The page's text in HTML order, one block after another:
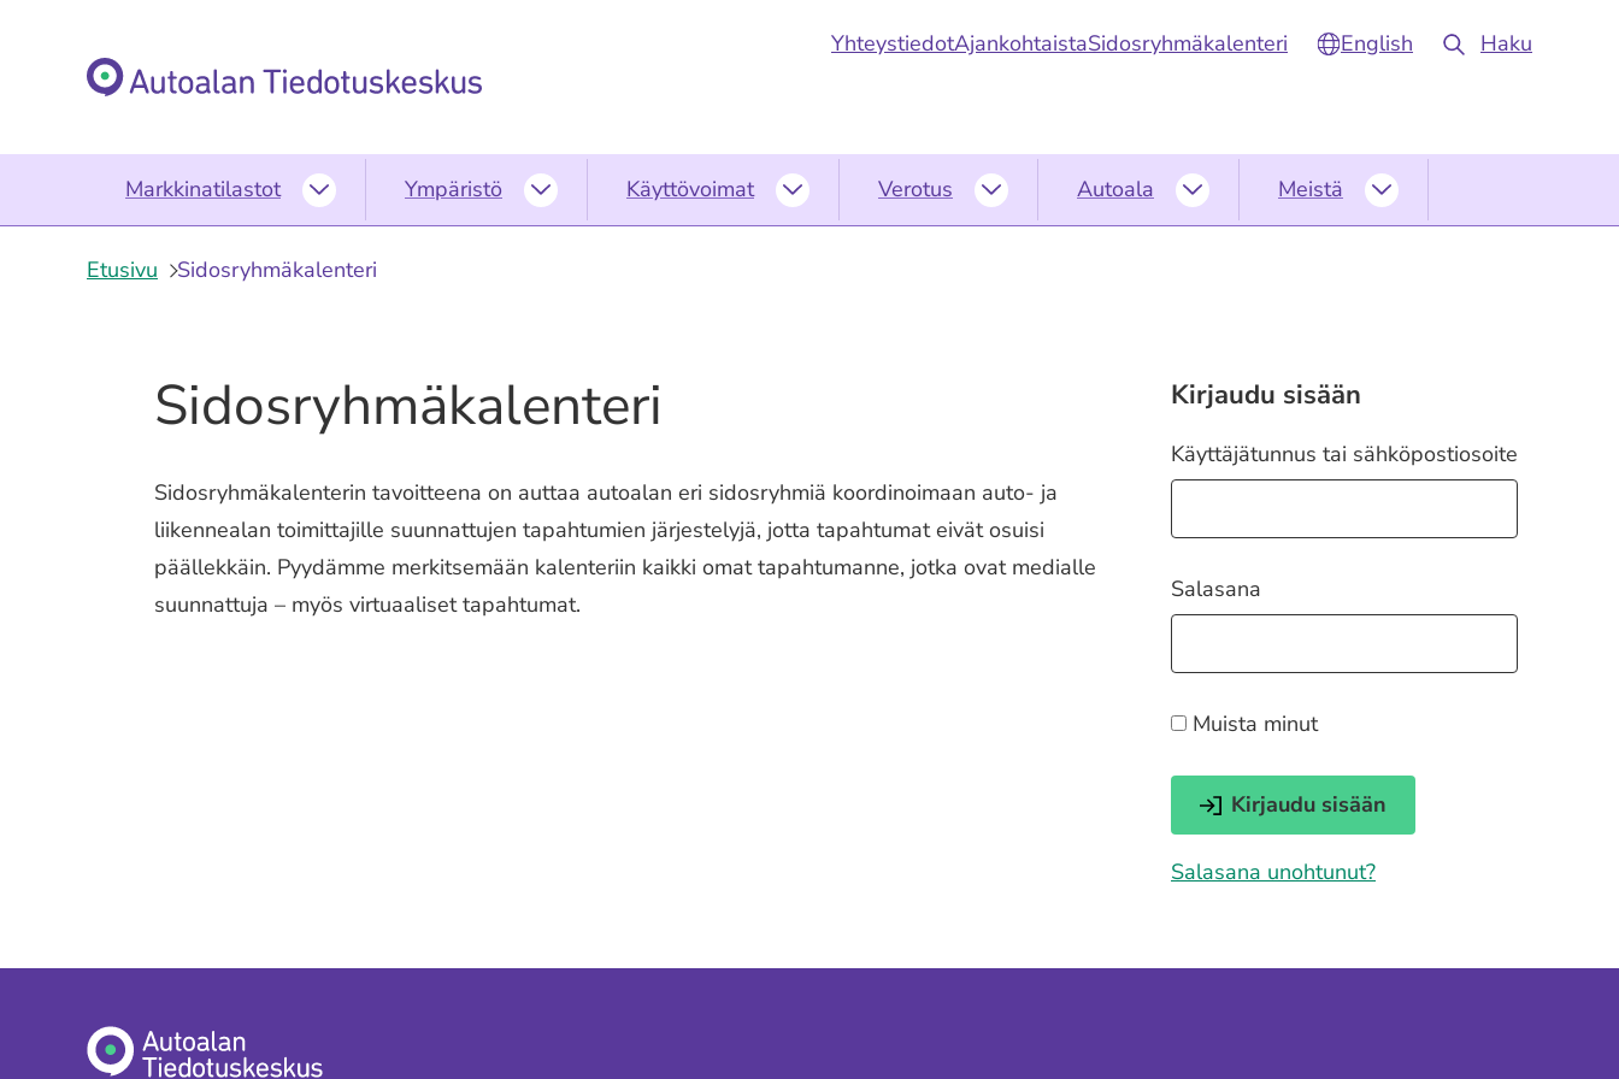
sisältöön
Etusivu
YhteystiedotAjankohtaistaSidosryhmäkalenteri English Haku
Markkinatilastot
Markkinatilastot
alasivut
Ympäristö
Ympäristö
alasivut
Käyttövoimat
Käyttövoimat
alasivut
Verotus
Verotus
alasivut
Autoala
Autoala
alasivut
Meistä
Meistä
alasivut
Etusivu
Sidosryhmäkalenteri
Sidosryhmäkalenteri
Sidosryhmäkalenterin tavoitteena on auttaa autoalan eri sidosryhmiä koordinoimaan auto- ja
liikennealan toimittajille suunnattujen tapahtumien järjestelyjä, jotta tapahtumat eivät osuisi
päällekkäin. Pyydämme merkitsemään kalenteriin kaikki omat tapahtumanne, jotka ovat medialle
suunnattuja – myös virtuaaliset tapahtumat.
Kirjaudu sisään
Käyttäjätunnus tai sähköpostiosoite
Salasana
Muista minut
Salasana unohtunut?